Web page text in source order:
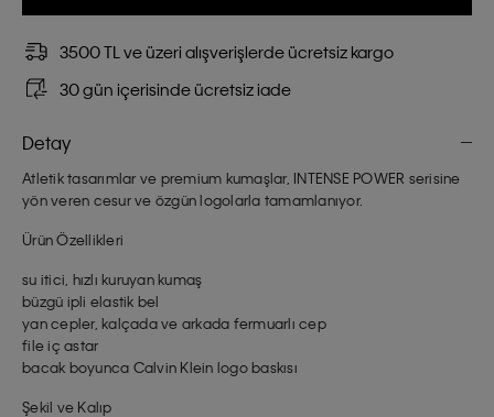
3500 TL ve üzeri alışverişlerde ücretsiz kargo
30 gün içerisinde ücretsiz iade
Detay
Atletik tasarımlar ve premium kumaşlar, INTENSE POWER serisine
yön veren cesur ve özgün logolarla tamamlanıyor.
Ürün Özellikleri
su itici, hızlı kuruyan kumaş
büzgü ipli elastik bel
yan cepler, kalçada ve arkada fermuarlı cep
file iç astar
bacak boyunca Calvin Klein logo baskısı
Şekil ve Kalıp